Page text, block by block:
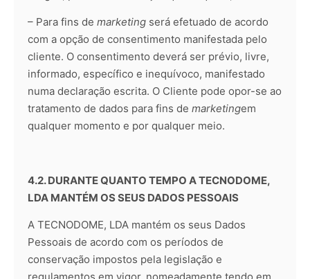
– Para fins de marketing será efetuado de acordo
com a opção de consentimento manifestada pelo
cliente. O consentimento deverá ser prévio, livre,
informado, específico e inequívoco, manifestado
numa declaração escrita. O Cliente pode opor-se ao
tratamento de dados para fins de marketingem
qualquer momento e por qualquer meio.
4.2. DURANTE QUANTO TEMPO A TECNODOME,
LDA MANTÉM OS SEUS DADOS PESSOAIS
A TECNODOME, LDA mantém os seus Dados
Pessoais de acordo com os períodos de
conservação impostos pela legislação e